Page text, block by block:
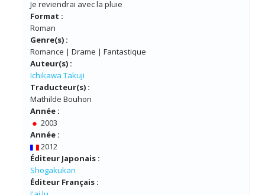
Je reviendrai avec la pluie
Format :
Roman
Genre(s) :
Romance | Drame | Fantastique
Auteur(s) :
Ichikawa Takuji
Traducteur(s) :
Mathilde Bouhon
Année :
2003
Année :
2012
Éditeur Japonais :
Shogakukan
Éditeur Français :